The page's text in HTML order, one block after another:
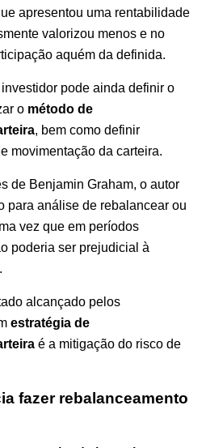
apresentou uma rentabilidade
valorizou menos e no
aquém da definida.
pode ainda definir o
o método de
, bem como definir
movimentação da carteira.
de Benjamin Graham, o autor
para análise de rebalancear ou
vez que em períodos
poderia ser prejudicial à
alcançado pelos
estratégia de
é a mitigação do risco de
fazer rebalanceamento